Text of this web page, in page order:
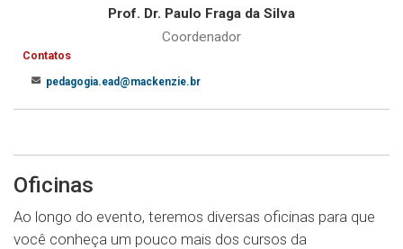
Prof. Dr. Paulo Fraga da Silva
Coordenador
Contatos
pedagogia.ead@mackenzie.br
Oficinas
Ao longo do evento, teremos diversas oficinas para que
você conheça um pouco mais dos cursos da